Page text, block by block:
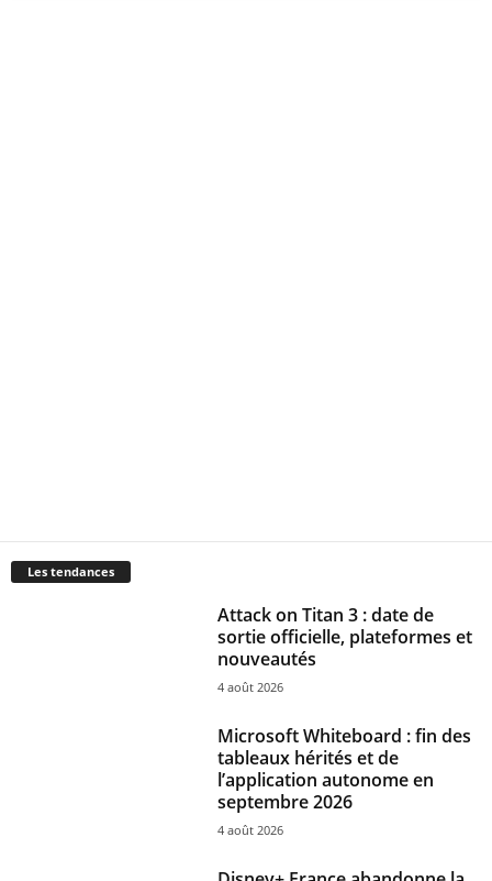
Les tendances
Attack on Titan 3 : date de
sortie officielle, plateformes et
nouveautés
4 août 2026
Microsoft Whiteboard : fin des
tableaux hérités et de
l’application autonome en
septembre 2026
4 août 2026